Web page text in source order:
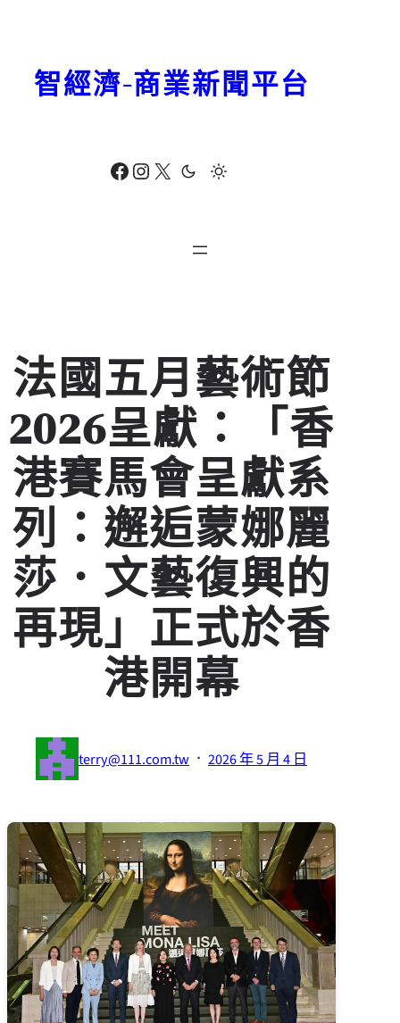
Facebook Instagram X
智經濟-商業新聞平台
法國五月藝術節
2026呈獻：「香
港賽馬會呈獻系
列：邂逅蒙娜麗
莎．文藝復興的
再現」正式於香
港開幕
terry@111.com.tw · 2026 年 5 月 4 日